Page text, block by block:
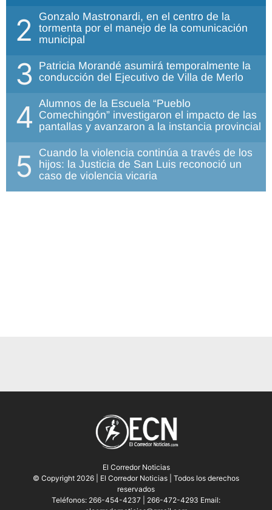
2
Gonzalo Mastronardi, en el centro de la
tormenta por el manejo de la comunicación
municipal
3 Patricia Morandé asumirá temporalmente la
conducción del Ejecutivo de Villa de Merlo
4 Alumnos de la Escuela “Pueblo
Comechingón” investigaron el impacto de las
pantallas y avanzaron a la instancia provincial
5
Cuando la violencia continúa a través de los
hijos: la Justicia de San Luis reconoció un
caso de violencia vicaria
El Corredor Noticias
© Copyright 2026 | El Corredor Noticias | Todos los derechos
reservados
Teléfonos: 266-454-4237 | 266-472-4293 Email: